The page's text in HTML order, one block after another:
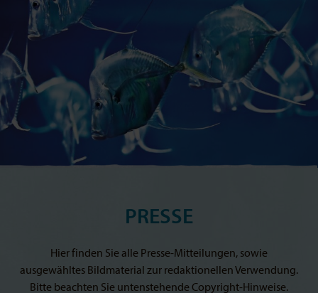
PRESSE
Hier finden Sie alle Presse-Mitteilungen, sowie
ausgewähltes Bildmaterial zur redaktionellen Verwendung.
Bitte beachten Sie untenstehende Copyright-Hinweise.